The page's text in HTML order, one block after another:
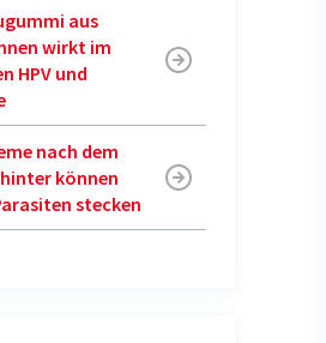
aus
wirkt im
HPV und
nach dem
können
stecken